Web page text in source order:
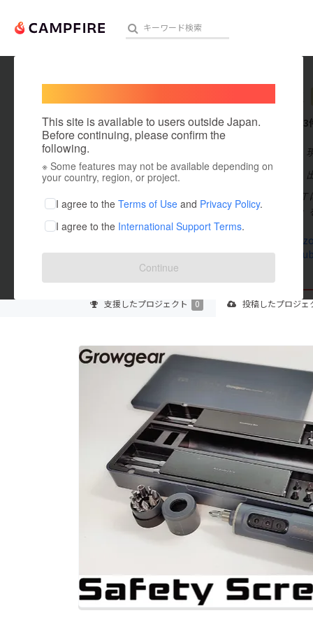
人気のプロジェクト 注目の
アート・写真
テクノロジー・ガジェット
映像・映画
ビジネス・起業
まちづくり・地域活性化
This site is available to users outside Japan.
Before continuing, please confirm the
following.
※ Some features may not be available depending on
your country, region, or project.
I agree to the Terms of Use and Privacy Policy.
I agree to the International Support Terms.
Continue
これまでに3
出身国：日本
株式会社ＡＣ
に貢献します
支援したプロジェクト 0 投稿したプロジェ